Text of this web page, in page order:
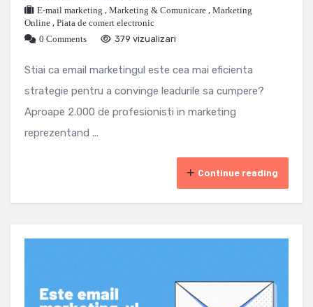
E-mail marketing , Marketing & Comunicare , Marketing
Online , Piata de comert electronic
0 Comments
379 vizualizari
Stiai ca email marketingul este cea mai eficienta
strategie pentru a convinge leadurile sa cumpere?
Aproape 2.000 de profesionisti in marketing
reprezentand ...
Continue reading